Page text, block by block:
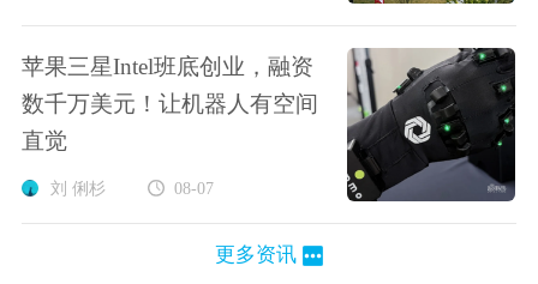
苹果三星Intel班底创业，融资
数千万美元！让机器人有空间
直觉
刘 俐杉 08-07
更多资讯